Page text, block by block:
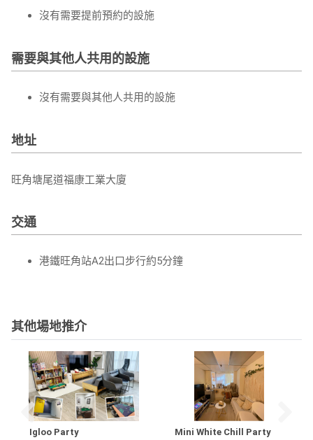
沒有需要提前預約的設施
需要與其他人共用的設施
沒有需要與其他人共用的設施
地址
旺角塘尾道福康工業大廈
交通
港鐵旺角站A2出口步行約5分鐘
其他場地推介
Igloo Party
Mini White Chill Party